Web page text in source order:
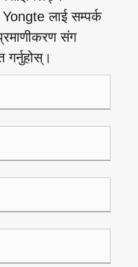
Yongte लाई सम्पर्क
संग